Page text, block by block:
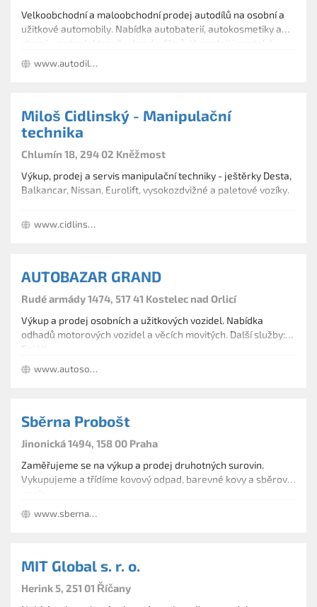
Velkoobchodní a maloobchodní prodej autodílů na osobní a
užitkové automobily. Nabídka autobaterií, autokosmetiky a
chemie, autoelektroniky, brzd a filtrů. V prodeji jsou také
autoskla, chladiče a klimatizace, mechanické i motorové díly,
pneumatiky a kola, tlumiče, výfukové systémy, převodovky.
www.autodily-allauto.cz
Miloš Cidlinský - Manipulační
technika
Chlumín 18, 294 02 Kněžmost
Výkup, prodej a servis manipulační techniky - ještěrky Desta,
Balkancar, Nissan, Eurolift, vysokozdvižné a paletové vozíky.
www.cidlinsky.cz
AUTOBAZAR GRAND
Rudé armády 1474, 517 41 Kostelec nad Orlicí
Výkup a prodej osobních a užitkových vozidel. Nabídka
odhadů motorových vozidel a věcích movitých. Další služby:
www.autosoft.cz/grand
Sběrna Probošt
Jinonická 1494, 158 00 Praha
Zaměřujeme se na výkup a prodej druhotných surovin.
Vykupujeme a třídíme kovový odpad, barevné kovy a sběrový
www.sbernasurovin.com
MIT Global s. r. o.
Herink 5, 251 01 Říčany